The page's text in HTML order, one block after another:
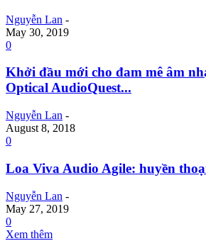
Nguyễn Lan -
May 30, 2019
0
Khởi đầu mới cho đam mê âm
Optical AudioQuest...
Nguyễn Lan -
August 8, 2018
0
Loa Viva Audio Agile: huyền
Nguyễn Lan -
May 27, 2019
0
Xem thêm